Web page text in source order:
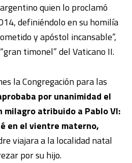
quien lo proclamó
definiéndolo en su homilía
y apóstol incansable”,
timonel” del Vaticano II.
la Congregación para las
por unanimidad el
milagro atribuido a Pablo VI:
en el vientre materno,
viajara a la localidad natal
por su hijo.